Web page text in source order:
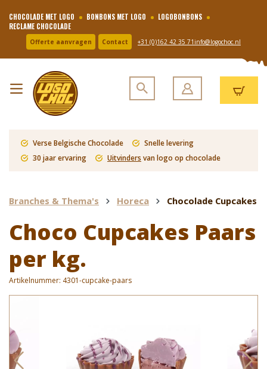
CHOCOLADE MET LOGO BONBONS MET LOGO
LOGOBONBONS
RECLAME CHOCOLADE
Offerte aanvragen Contact +31 (0)162 42 35 71 info@logochoc.nl
Verse Belgische Chocolade
Snelle levering
30 jaar ervaring
Uitvinders van logo op chocolade
Branches & Thema's Horeca Chocolade Cupcakes
Choco Cupcakes Paars
per kg.
Artikelnummer: 4301-cupcake-paars